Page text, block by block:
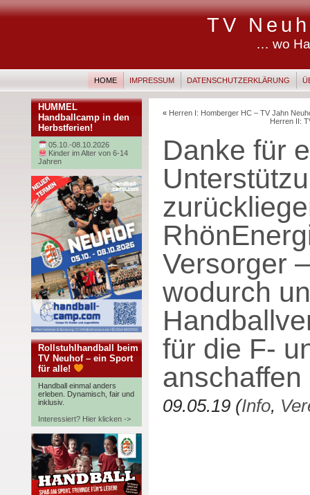
TV
… wo
HOME IMPRESSUM DATENSCHUTZERKLÄRUNG
HUMMEL
Handballcamp in den
Herbstferien!
05.10.-08.10.2026
Kinder im Alter von 6-14
Jahren
Rollstuhlhandball beim
TV Neuhof – ein Sport
für alle!
Handball einmal anders
erleben. Dynamisch, fair und
inklusiv.
Interessiert? Hier klicken ->
« Herren I: Homberger HC – TV Jahn
Herren II:
Danke für
Versorger
wodurch
für die F-
09.05.19 (Info,